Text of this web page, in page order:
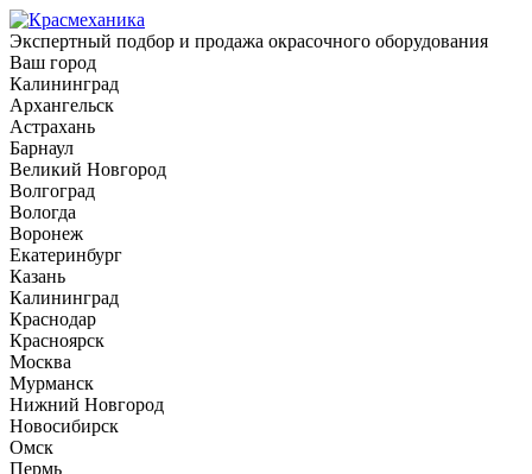
Экспертный подбор и продажа окрасочного оборудования
Ваш город
Калининград
Архангельск
Астрахань
Барнаул
Великий Новгород
Волгоград
Вологда
Воронеж
Екатеринбург
Казань
Калининград
Краснодар
Красноярск
Москва
Мурманск
Нижний Новгород
Новосибирск
Омск
Пермь